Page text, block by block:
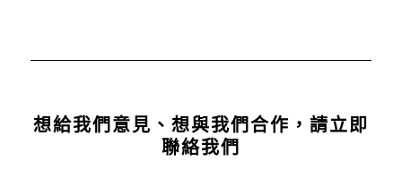
想給我們意見、想與我們合作，請立即
聯絡我們